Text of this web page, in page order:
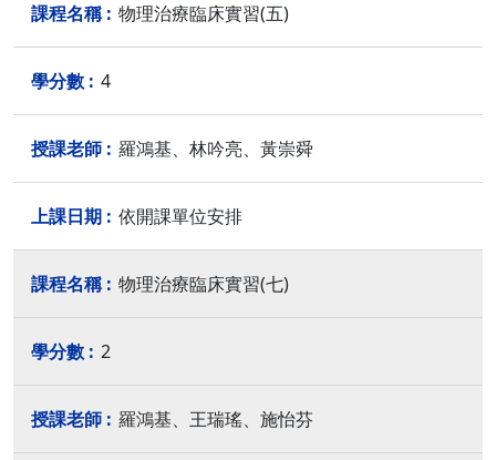
物理治療臨床實習(五)
4
羅鴻基、林吟亮、黃崇舜
依開課單位安排
物理治療臨床實習(七)
2
羅鴻基、王瑞瑤、施怡芬